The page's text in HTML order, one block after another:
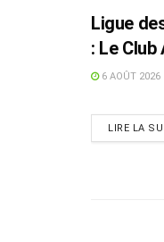
Ligue
: Le
6 AOÛT 2026
LIRE LA